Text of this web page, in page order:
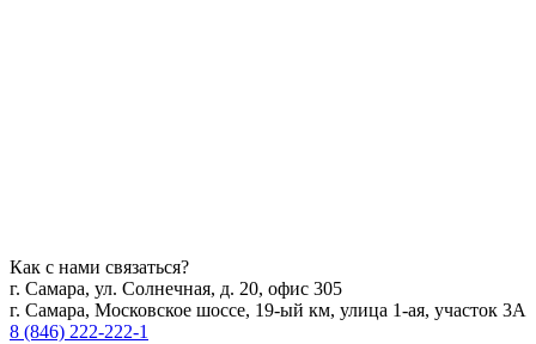
Как с нами связаться?
г. Самара, ул. Солнечная, д. 20, офис 305
г. Самара, Московское шоссе, 19-ый км, улица 1-ая, участок 3А
8 (846) 222-222-1